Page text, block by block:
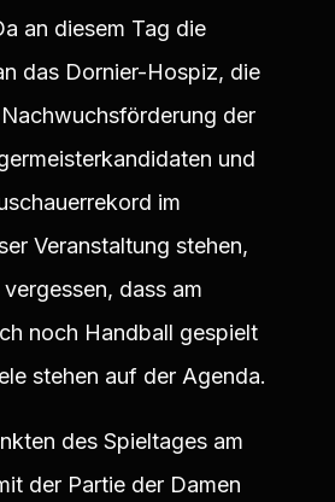
an diesem Tag die
das Dornier-Hospiz, die
der
und
im
Veranstaltung stehen,
dass am
noch Handball gespielt
stehen auf der Agenda.
des Spieltages am
der Partie der Damen